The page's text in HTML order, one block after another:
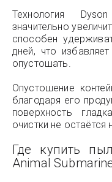
Технология
значительно
способен
дней, что
опустошать.
Опустошение
благодаря его
поверхность
очистки не остаётся
Где купить
Animal